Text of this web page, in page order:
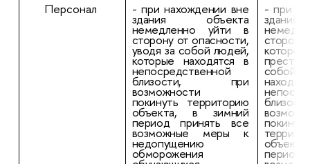
Персонал - при нахождении вне
здания объекта
немедленно уйти в
сторону от опасности,
уводя за собой людей,
которые находятся в
непосредственной
близости, при
возможности
покинуть территорию
объекта, в зимний
период принять все
возможные меры к
недопущению
обморожения
- при
собой
покинуть
период